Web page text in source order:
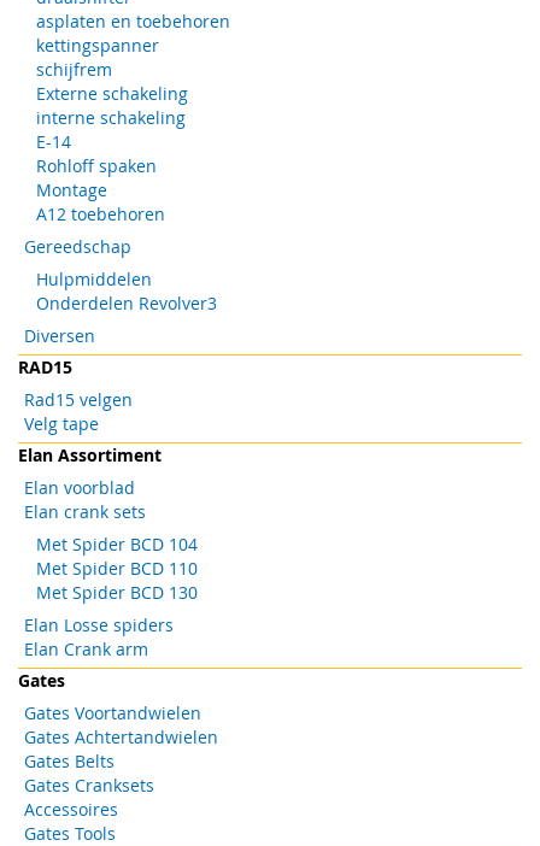
asplaten en toebehoren
kettingspanner
schijfrem
Externe schakeling
interne schakeling
E-14
Rohloff spaken
Montage
A12 toebehoren
Gereedschap
Hulpmiddelen
Onderdelen Revolver3
Diversen
RAD15
Rad15 velgen
Velg tape
Elan Assortiment
Elan voorblad
Elan crank sets
Met Spider BCD 104
Met Spider BCD 110
Met Spider BCD 130
Elan Losse spiders
Elan Crank arm
Gates
Gates Voortandwielen
Gates Achtertandwielen
Gates Belts
Gates Cranksets
Accessoires
Gates Tools